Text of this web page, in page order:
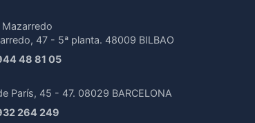
47 - 5ª planta. 48009 BILBAO
48 81 05
París, 45 - 47. 08029 BARCELONA
264 249